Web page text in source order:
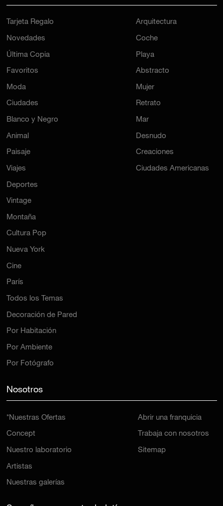
Tarjeta Regalo
Novedades
Última Copia
Favoritos
Moda
Ciudades
Blanco y Negro
Animal
Paisaje
Viajes
Deportes
Arquitectura
Coche
Playa
Abstracto
Mujer
Retrato
Mar
Desnudo
Creaciones
Ciudades Americanas
Vintage
Montaña
Cultura Pop
Nueva York
Cine
París
Todos los Temas
Decoración de Pared
Por Habitación
Por Ambiente
Por Fotógrafo
Nosotros
*Nuestras Ofertas
Concept
Nuestro laboratorio
Artistas
Nuestras galerías
Abrir una franquicia
Trabaja con nosotros
Sitemap